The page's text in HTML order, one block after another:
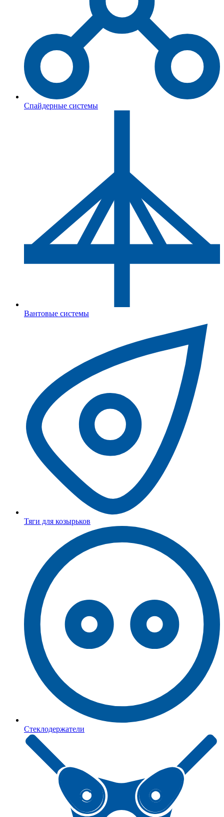
Спайдерные системы
Вантовые системы
Тяги для козырьков
Стеклодержатели